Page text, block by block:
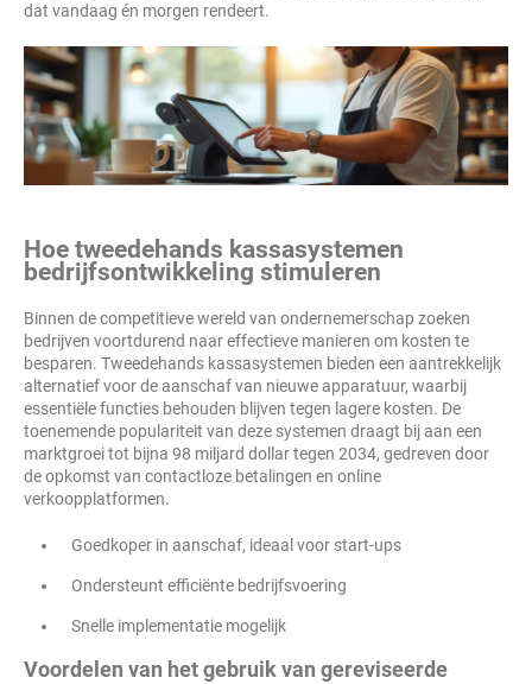
dat vandaag én morgen rendeert.
Hoe tweedehands kassasystemen
bedrijfsontwikkeling stimuleren
Binnen de competitieve wereld van ondernemerschap zoeken
bedrijven voortdurend naar effectieve manieren om kosten te
besparen. Tweedehands kassasystemen bieden een aantrekkelijk
alternatief voor de aanschaf van nieuwe apparatuur, waarbij
essentiële functies behouden blijven tegen lagere kosten. De
toenemende populariteit van deze systemen draagt bij aan een
marktgroei tot bijna 98 miljard dollar tegen 2034, gedreven door
de opkomst van contactloze betalingen en online
verkoopplatformen.
Goedkoper in aanschaf, ideaal voor start-ups
Ondersteunt efficiënte bedrijfsvoering
Snelle implementatie mogelijk
Voordelen van het gebruik van gereviseerde